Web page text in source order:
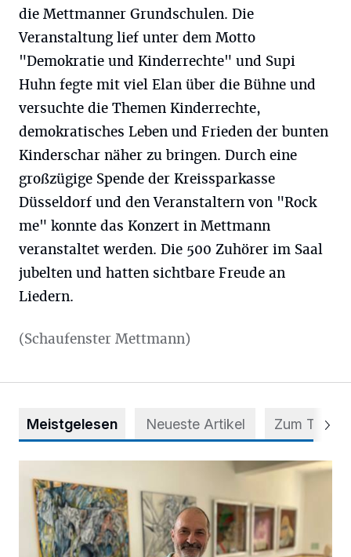
die Mettmanner Grundschulen. Die
Veranstaltung lief unter dem Motto
"Demokratie und Kinderrechte" und Supi
Huhn fegte mit viel Elan über die Bühne und
versuchte die Themen Kinderrechte,
demokratisches Leben und Frieden der bunten
Kinderschar näher zu bringen. Durch eine
großzügige Spende der Kreissparkasse
Düsseldorf und den Veranstaltern von "Rock
me" konnte das Konzert in Mettmann
veranstaltet werden. Die 500 Zuhörer im Saal
jubelten und hatten sichtbare Freude an
Liedern.
(Schaufenster Mettmann)
Meistgelesen Neueste Artikel Zum Thema